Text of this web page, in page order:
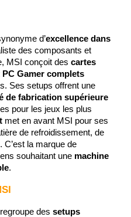
d’excellence dans
des composants et
MSI conçoit des cartes
Gamer complets
de fabrication supérieure
pour les jeux les plus
met en avant MSI pour ses
de refroidissement, de
C’est la marque de
souhaitant une machine
.
regroupe des setups